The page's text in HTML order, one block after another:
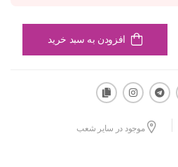
افزودن به سبد خرید
موجود در سایر شعب